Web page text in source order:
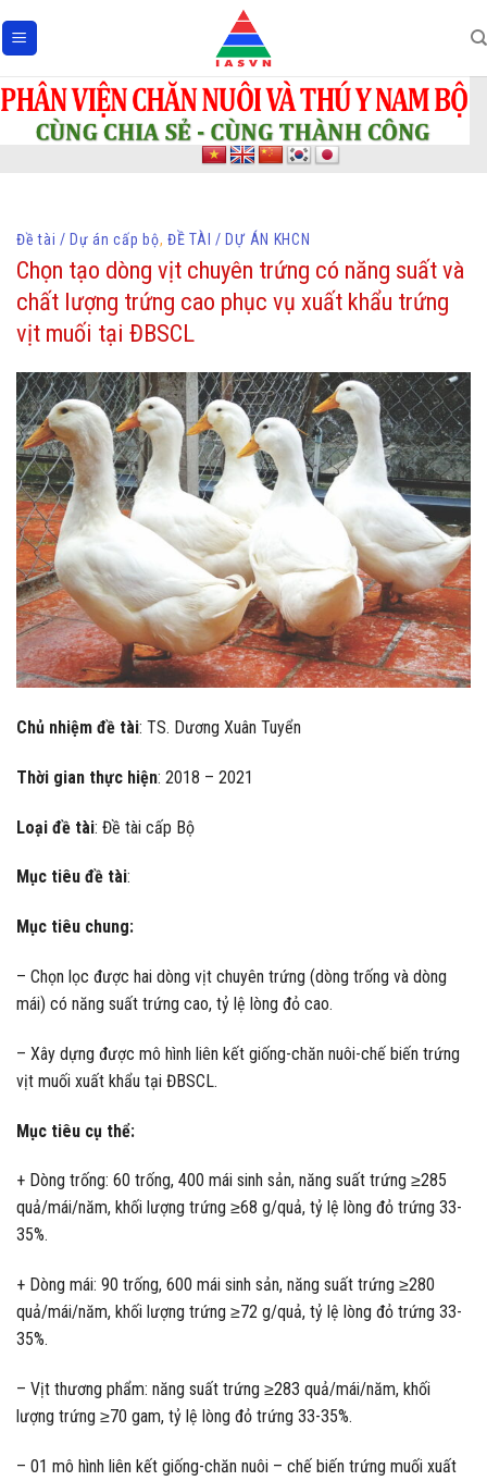
to
Đề tài / Dự án cấp bộ,ĐỀ TÀI / DỰ ÁN KHCN
Chọn tạo dòng vịt chuyên trứng có năng suất và
chất lượng trứng cao phục vụ xuất khẩu trứng
vịt muối tại ĐBSCL
Chủ nhiệm đề tài: TS. Dương Xuân Tuyển
Thời gian thực hiện: 2018 – 2021
Loại đề tài: Đề tài cấp Bộ
Mục tiêu đề tài:
Mục tiêu chung:
– Chọn lọc được hai dòng vịt chuyên trứng (dòng trống và dòng
mái) có năng suất trứng cao, tỷ lệ lòng đỏ cao.
– Xây dựng được mô hình liên kết giống-chăn nuôi-chế biến trứng
vịt muối xuất khẩu tại ĐBSCL.
Mục tiêu cụ thể:
+ Dòng trống: 60 trống, 400 mái sinh sản, năng suất trứng ≥285
quả/mái/năm, khối lượng trứng ≥68 g/quả, tỷ lệ lòng đỏ trứng 33-
35%.
+ Dòng mái: 90 trống, 600 mái sinh sản, năng suất trứng ≥280
quả/mái/năm, khối lượng trứng ≥72 g/quả, tỷ lệ lòng đỏ trứng 33-
35%.
– Vịt thương phẩm: năng suất trứng ≥283 quả/mái/năm, khối
lượng trứng ≥70 gam, tỷ lệ lòng đỏ trứng 33-35%.
– 01 mô hình liên kết giống-chăn nuôi – chế biến trứng muối xuất